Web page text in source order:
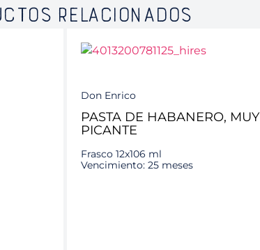
RELACIONADOS
Don Enrico
PASTA DE HABANERO, MUY
PICANTE
Frasco 12x106 ml
Vencimiento: 25 meses